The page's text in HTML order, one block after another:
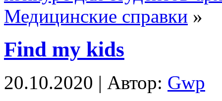
Медицинские справки »
Find my kids
20.10.2020 | Автор: Gwp